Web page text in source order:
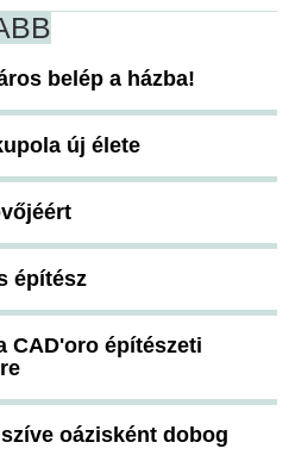
belép a házba!
új élete
építész
CAD'oro építészeti
oázisként dobog